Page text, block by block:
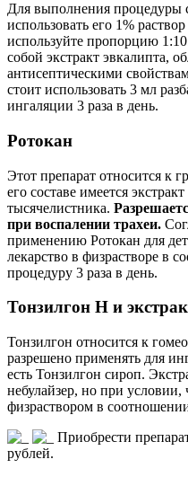
Для выполнения процедуры
использовать его 1%
используйте пропорцию
собой экстракт эвкалипта,
антисептическими
стоит использовать 3 мл
ингаляции 3 раза в день.
Ротокан
Этот препарат относится к
его составе имеется
тысячелистника.
при воспалении трахеи.
применению Ротокан для
лекарство в физрастворе в
процедуру 3 раза в день.
Тонзилгон Н и
Тонзилгон относится к
разрешено применять для
есть Тонзилгон сироп.
небулайзер, но при условии,
физраствором в
Приобрести
рублей.